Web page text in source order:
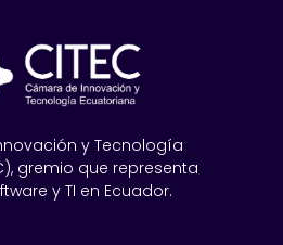
y Tecnología
gremio que representa
y TI en Ecuador.